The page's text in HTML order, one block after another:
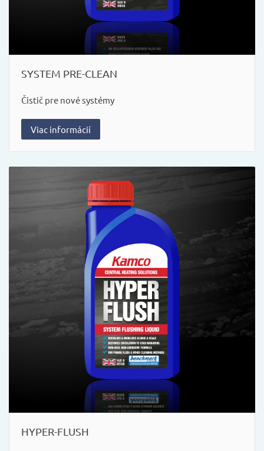
SYSTEM PRE-CLEAN
Čistič pre nové systémy
Viac informácií
HYPER-FLUSH